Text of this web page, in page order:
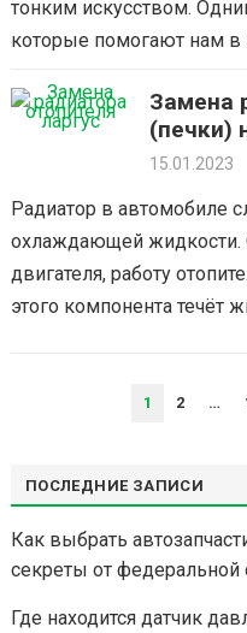
тонким искусством.
которые помогают нам в
Замена
(печки)
15.01.2023
Радиатор в автомобиле
охлаждающей жидкости.
двигателя, работу
этого компонента течёт
1 2 …
ПОСЛЕДНИЕ ЗАПИСИ
Как выбрать
секреты от федеральной
Где находится датчик